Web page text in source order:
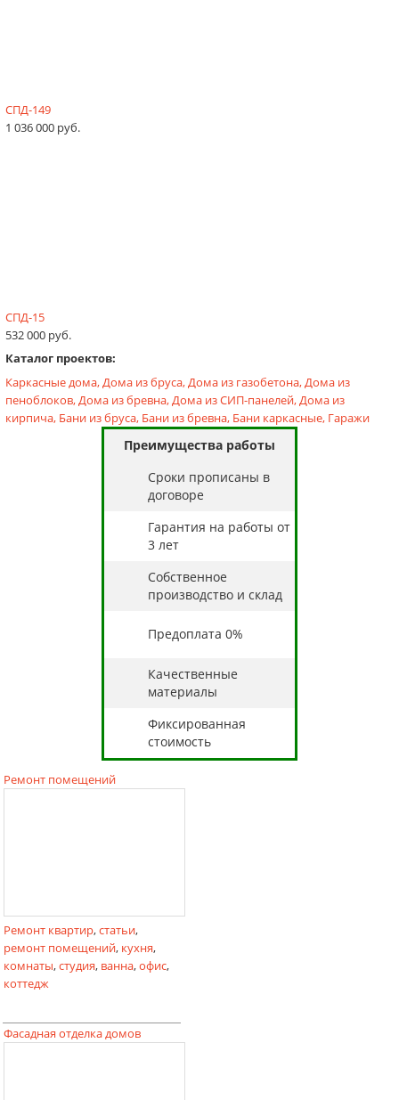
СПД-149
1 036 000 руб.
СПД-15
532 000 руб.
Каталог проектов:
Каркасные дома,Дома из бруса,Дома из газобетона,Дома из
пеноблоков,Дома из бревна,Дома из СИП-панелей,Дома из
кирпича, Бани из бруса, Бани из бревна, Бани каркасные, Гаражи
Преимущества работы
Cроки прописаны в
договоре
Гарантия на работы от
3 лет
Собственное
производство и склад
Предоплата 0%
Качественные
материалы
Фиксированная
стоимость
Ремонт помещений
Ремонт квартир,статьи,
ремонт помещений, кухня,
комнаты,студия, ванна,офис,
коттедж
Фасадная отделка домов